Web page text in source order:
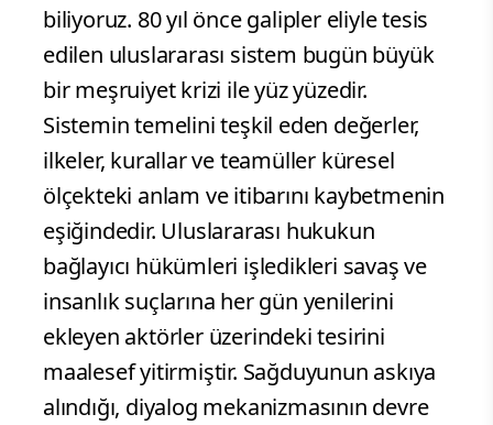
biliyoruz. 80 yıl önce galipler eliyle tesis
edilen uluslararası sistem bugün büyük
bir meşruiyet krizi ile yüz yüzedir.
Sistemin temelini teşkil eden değerler,
ilkeler, kurallar ve teamüller küresel
ölçekteki anlam ve itibarını kaybetmenin
eşiğindedir. Uluslararası hukukun
bağlayıcı hükümleri işledikleri savaş ve
insanlık suçlarına her gün yenilerini
ekleyen aktörler üzerindeki tesirini
maalesef yitirmiştir. Sağduyunun askıya
alındığı, diyalog mekanizmasının devre